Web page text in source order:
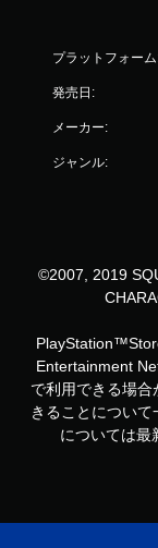
プラットフォー
発売日:
メーカー:
ジャンル:
©2007, 2019
Entertainment
で利用できる場
きることについ
については最